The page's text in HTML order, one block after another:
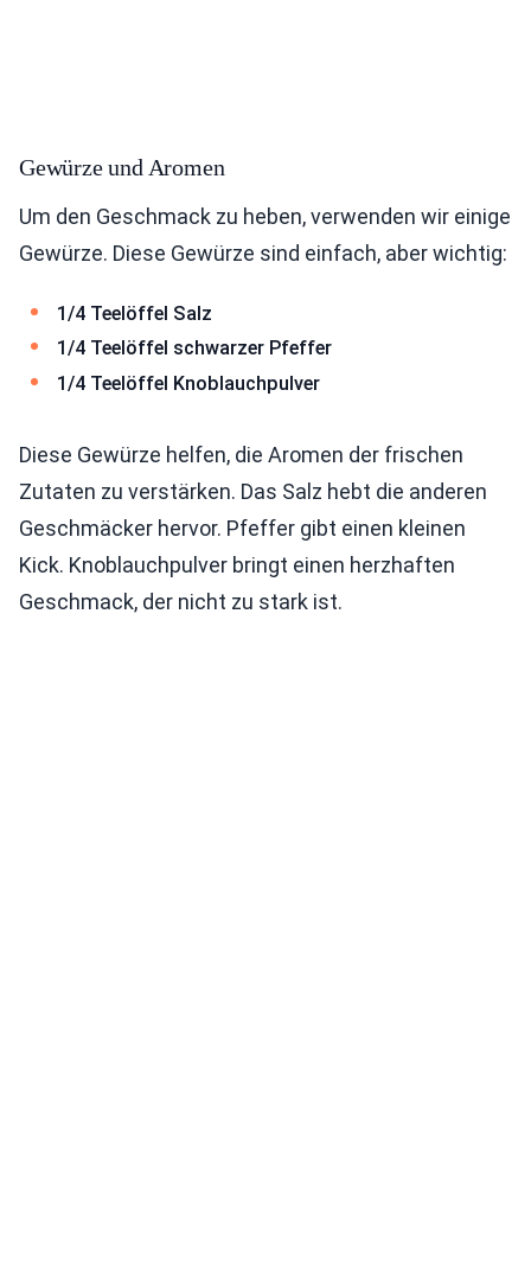
Gewürze und Aromen
Um den Geschmack zu heben, verwenden wir einige
Gewürze. Diese Gewürze sind einfach, aber wichtig:
1/4 Teelöffel Salz
1/4 Teelöffel schwarzer Pfeffer
1/4 Teelöffel Knoblauchpulver
Diese Gewürze helfen, die Aromen der frischen
Zutaten zu verstärken. Das Salz hebt die anderen
Geschmäcker hervor. Pfeffer gibt einen kleinen
Kick. Knoblauchpulver bringt einen herzhaften
Geschmack, der nicht zu stark ist.